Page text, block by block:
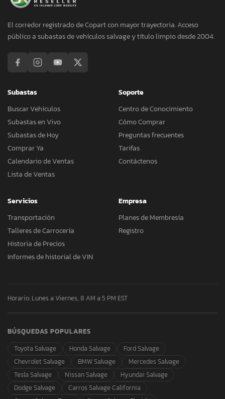
El corredor registrado de Copart con mayor trayectoria. Acceso
público a subastas de vehículos salvage y título limpio desde 2004.
Subastas
Buscar Vehículos
Subastas en Vivo
Subastas de Hoy
Comprar Ya
Calendario de Ventas
Lista de Ventas
Soporte
Centro de Conocimiento
Cómo Comprar
Preguntas frecuentes
Tarifas
Contáctenos
Servicios
Transportación
Talleres de Carrocería
Historia de Precios
Informes de historial de VIN
Empresa
Planes de Membresía
Registro
Horario: Lunes a Viernes, 8 AM a 5 PM EST
BÚSQUEDAS POPULARES
Toyota Salvage
Honda Salvage
Ford Salvage
Chevrolet Salvage
BMW Salvage
Mercedes Salvage
Tesla Salvage
Nissan Salvage
Hyundai Salvage
Dodge Salvage
Carros Salvage California